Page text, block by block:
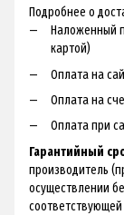
Подробнее о
Наложенный
картой)
Оплата на
Оплата на
Оплата при
Гарантийный
производитель
осуществлении